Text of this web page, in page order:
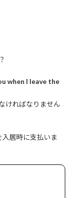
when I leave the
ければなりません
居時に支払いま